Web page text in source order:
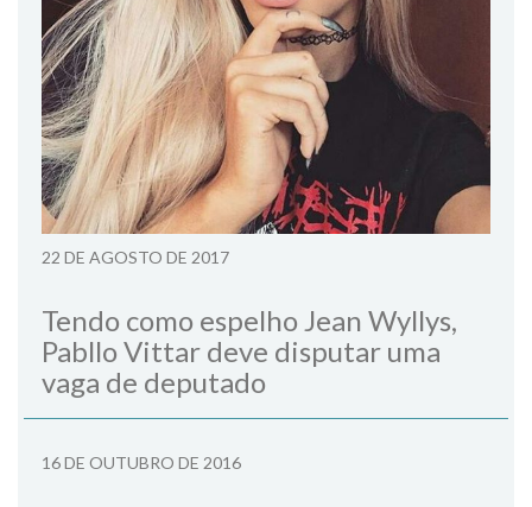
22 DE AGOSTO DE 2017
Tendo como espelho Jean Wyllys,
Pabllo Vittar deve disputar uma
vaga de deputado
16 DE OUTUBRO DE 2016